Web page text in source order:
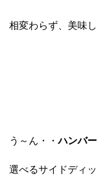
相変わらず、美味
う～ん・・ハンバ
選べるサイドディ